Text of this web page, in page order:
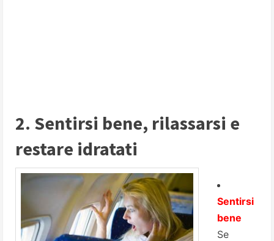
2. Sentirsi bene, rilassarsi e
restare idratati
Sentirsi
bene
Se